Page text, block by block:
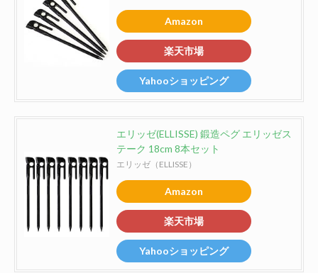
Amazon
楽天市場
Yahooショッピング
エリッゼ(ELLISSE) 鍛造ペグ エリッゼス
テーク 18cm 8本セット
エリッゼ（ELLISSE）
Amazon
楽天市場
Yahooショッピング